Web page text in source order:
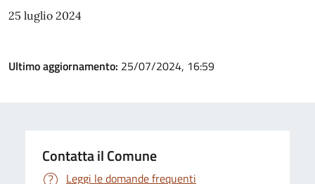
25 luglio 2024
Ultimo aggiornamento: 25/07/2024, 16:59
Contatta il Comune
Leggi le domande frequenti